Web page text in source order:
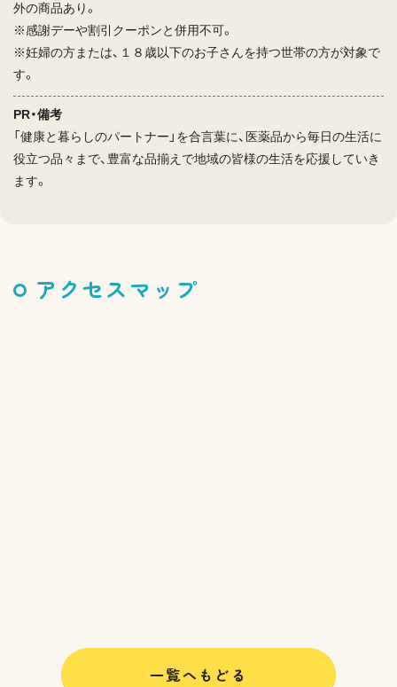
外の商品あり。
※感謝デーや割引クーポンと併用不可。
※妊婦の方または、１８歳以下のお子さんを持つ世帯の方が対象で
す。
PR・備考
「健康と暮らしのパートナー」を合言葉に、医薬品から毎日の生活に
役立つ品々まで、豊富な品揃えで地域の皆様の生活を応援していき
ます。
アクセスマップ
一覧へもどる